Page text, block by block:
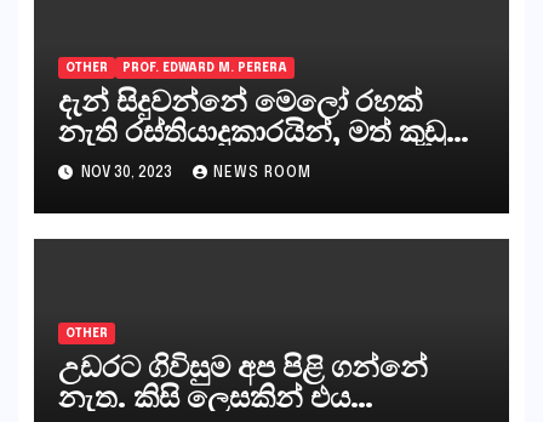
OTHER PROF. EDWARD M. PERERA
දැන් සිදුවන්නේ මෙලෝ රහක්
නැති රස්තියාදුකාරයින්, මත් කුඩු
ගෙන්වන්නන් සහ අලෙවි
කරන්නන්,කැලෑපාළුවන්, මහජන
නියෝජිතයින්
NOV 30, 2023 NEWS ROOM
OTHER
උඩරට ගිවිසුම අප පිළි ගන්නේ
නැත. කිසි ලෙසකින් එය